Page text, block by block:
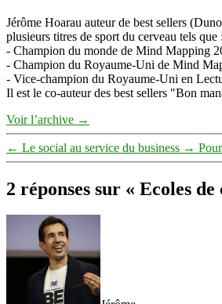
Jérôme Hoarau auteur de best sellers
plusieurs titres de sport du cerveau tels que :
- Champion du monde de Mind Mapping
- Champion du Royaume-Uni de Mind
- Vice-champion du Royaume-Uni en
Il est le co-auteur des best sellers "Bon
Voir l’archive →
← Le social au service du business →
2 réponses sur « Ecoles